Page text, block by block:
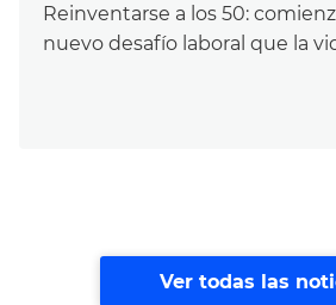
Reinventarse a los 50:
nuevo desafío laboral que la
Ver todas las